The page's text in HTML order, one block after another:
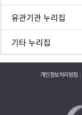
유관기관 누리집
기타 누리집
개인정보처리방침